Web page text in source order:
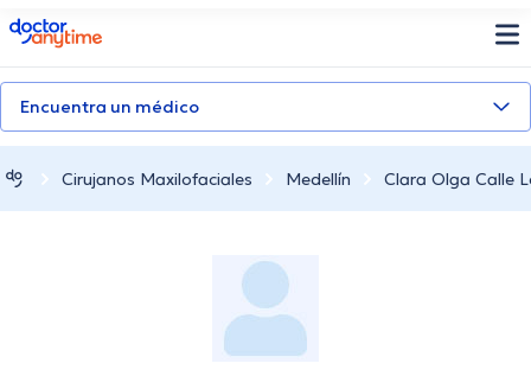
doctoranytime
Encuentra un médico
Cirujanos Maxilofaciales Medellín Clara Olga Calle